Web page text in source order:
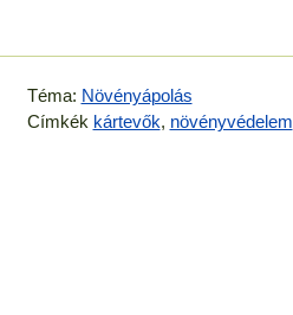
Téma: Növényápolás
Címkék kártevők, növényvédelem